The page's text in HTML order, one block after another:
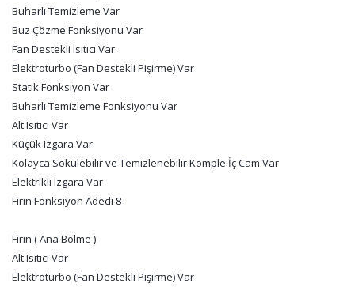
Buharlı Temizleme Var
Buz Çözme Fonksiyonu Var
Fan Destekli Isıtıcı Var
Elektroturbo (Fan Destekli Pişirme) Var
Statik Fonksiyon Var
Buharlı Temizleme Fonksiyonu Var
Alt Isıtıcı Var
Küçük Izgara Var
Kolayca Sökülebilir ve Temizlenebilir Komple İç Cam Var
Elektrikli Izgara Var
Fırın Fonksiyon Adedi 8
Fırın ( Ana Bölme )
Alt Isıtıcı Var
Elektroturbo (Fan Destekli Pişirme) Var